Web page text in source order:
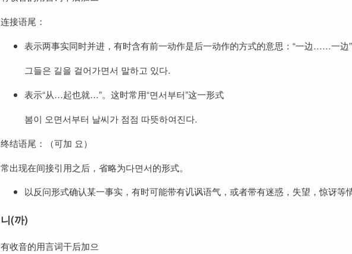
连接语尾：
表示两事实同时并进，有时含有前一动作是后一动作的方式的意思：“一边……一边”
그들은 길을 걸어가면서 말하고 있다.
表示“从…起也就…”。这时常用“면서부터”这一形式
봄이 오면서부터 날씨가 점점 따뜻하여진다.
终结语尾：（可加 요）
常出现在间接引用之后，省略为다면서的形式。
以反问形式确认某一事实，有时可能带有讥讽语气，或者带有迷惑，失望，惊讶等
니(까)
有收音的用言词干后加으